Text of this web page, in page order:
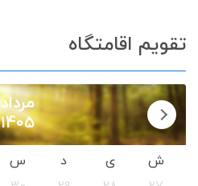
تقویم اقامتگاه
مرداد
1405
ش ی د س